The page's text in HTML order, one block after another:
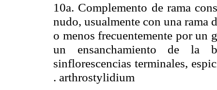
10a. Complemento de rama
nudo, usualmente con una rama
o menos frecuentemente por un
un ensanchamiento de la
sinflorescencias terminales,
. arthrostylidium